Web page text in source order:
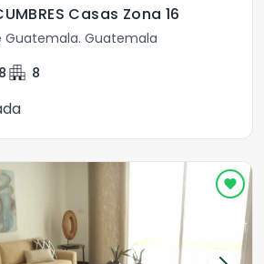
Casas Zona 16
Guatemala. Guatemala
apartment 8